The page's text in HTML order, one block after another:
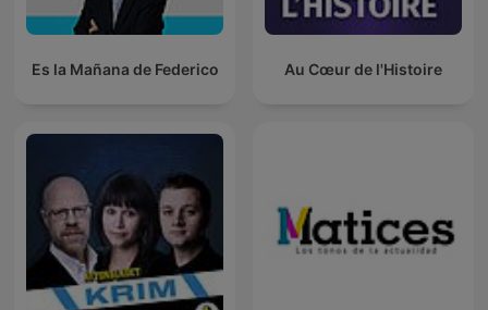
Es la Mañana de Federico Au Cœur de l'Histoire